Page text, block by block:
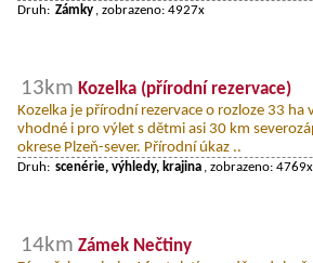
Druh: Zámky , zobrazeno: 4927x
13km Kozelka (přírodní rezervace)
Kozelka je přírodní rezervace o rozloze 33
vhodné i pro výlet s dětmi asi 30 km
okrese Plzeň-sever. Přírodní úkaz ..
Druh: scenérie, výhledy, krajina , zobrazeno: 4769x
14km Zámek Nečtiny